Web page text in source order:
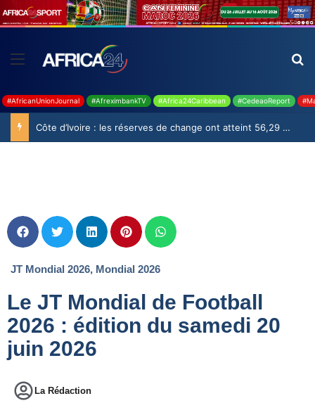
#AfricanUnionJournal #AfreximbankTV #Africa24Caribbean #CedeaoReport
Côte d’Ivoire : les réserves de change ont atteint 56,29 milliards USD en juillet
JT Mondial 2026, Mondial 2026
Le JT Mondial de Football
2026 : édition du samedi 20
juin 2026
La Rédaction